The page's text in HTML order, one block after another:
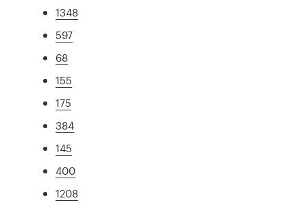
1348
597
68
155
175
384
145
400
1208